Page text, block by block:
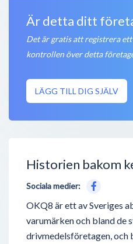
Är detta ditt
Det är gratis att registrera
kontrollen över detta
LÄGG TILL DIG SJÄLV
Historien bakom
Sociala medier:
OKQ8 är ett av Sveriges
varumärken och bland de
drivmedelsföretagen, och